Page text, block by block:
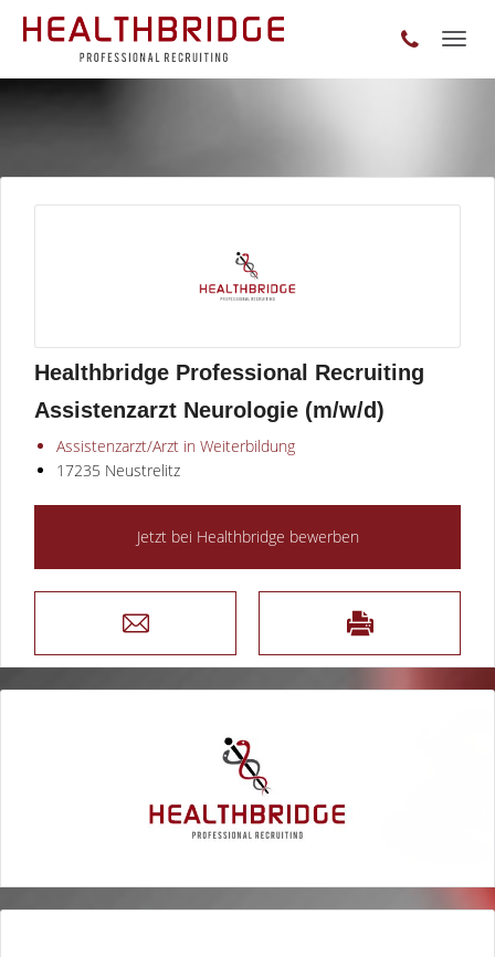
Healthbridge Professional Recruiting
Assistenzarzt Neurologie (m/w/d)
Assistenzarzt/Arzt in Weiterbildung
17235 Neustrelitz